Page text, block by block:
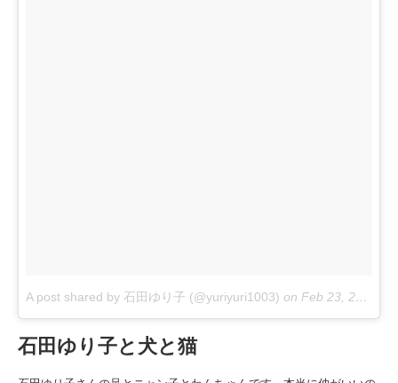
A post shared by 石田ゆり子 (@yuriyuri1003) on Feb 23, 2018 at 3:05pm PST
石田ゆり子と犬と猫